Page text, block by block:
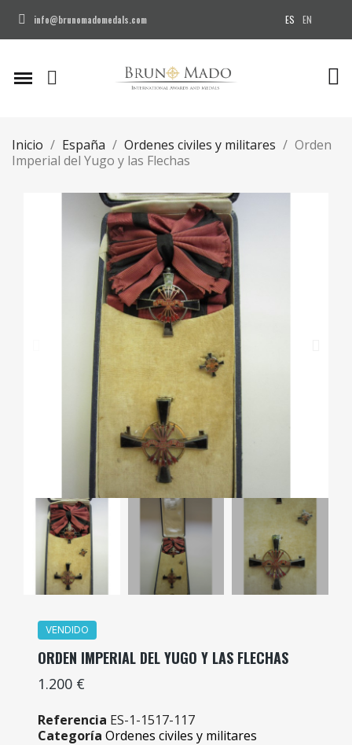
info@brunomadomedals.com ES EN
Inicio España Ordenes civiles y militares
Orden
Imperial del Yugo y las Flechas
VENDIDO
ORDEN IMPERIAL DEL YUGO Y LAS FLECHAS
1.200 €
Referencia ES-1-1517-117
Categoría Ordenes civiles y militares